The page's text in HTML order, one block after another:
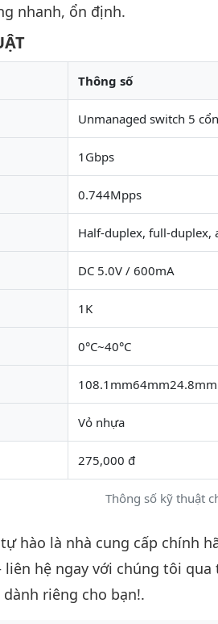
nhanh, ổn định.
Thông số kỹ thuật
Thông số
Unmanaged switch 5
1Gbps
0.744Mpps
Half-duplex, full-
DC 5.0V / 600mA
1K
0°C~40°C
108.1mm64mm24.8mm
Vỏ nhựa
275,000 đ
tự hào là nhà cung cấp chính
hệ ngay với chúng tôi
riêng cho bạn!.